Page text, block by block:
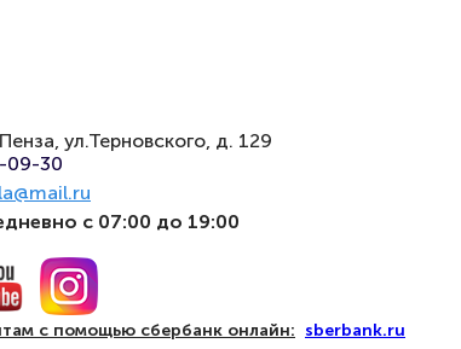
ул.Терновского, д. 129
09-30
с 07:00 до 19:00
с помощью сбербанк онлайн: sberbank.ru